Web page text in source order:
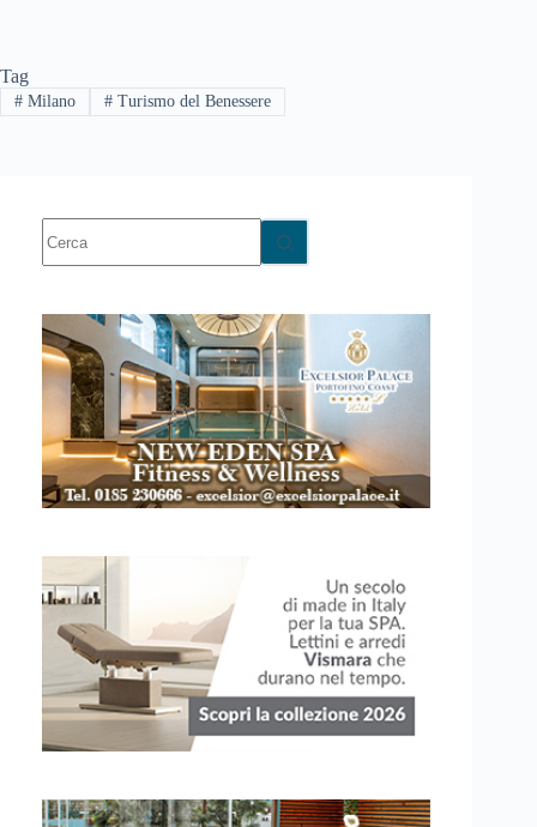
Tag
#Milano #Turismo del Benessere
risultato